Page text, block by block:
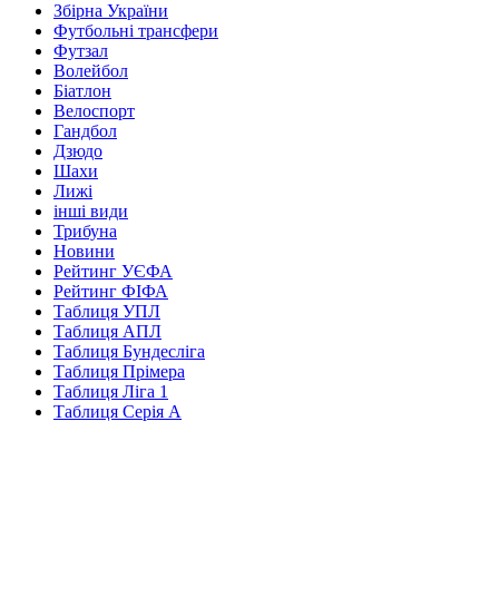
Збірна України
Футбольні трансфери
Футзал
Волейбол
Біатлон
Велоспорт
Гандбол
Дзюдо
Шахи
Лижі
інші види
Трибуна
Новини
Рейтинг УЄФА
Рейтинг ФІФА
Таблиця УПЛ
Таблиця АПЛ
Таблиця Бундесліга
Таблиця Прімера
Таблиця Ліга 1
Таблиця Серія А